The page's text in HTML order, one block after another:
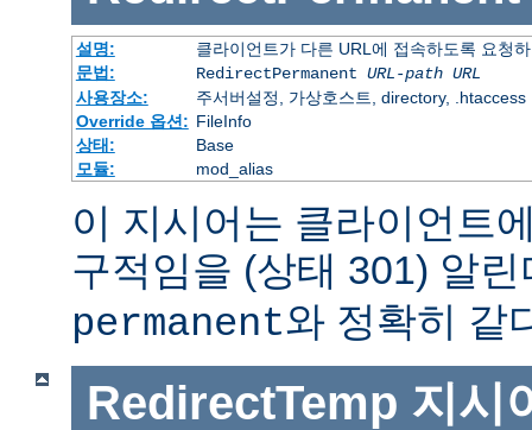
설명:
클라이언트가 다른 URL에 접속하도록 요청
문법:
RedirectPermanent URL-path URL
사용장소:
주서버설정, 가상호스트, directory, .htaccess
Override 옵션: FileInfo
상태:
Base
모듈:
mod_alias
이 지시어는 클라이언트
구적임을 (상태 301) 알
permanent와 정확히 같
RedirectTemp 지시